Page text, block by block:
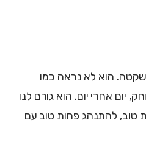
הוא לא נראה כמו
יום אחרי יום. הוא גורם לנו
טוב, להתנהג פחות טוב עם